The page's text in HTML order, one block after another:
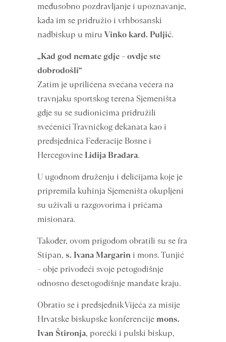
međusobno pozdravljanje i upoznavanje,
kada im se pridružio i vrhbosanski
nadbiskup u miru Vinko kard. Puljić.
„Kad god nemate gdje – ovdje ste
dobrodošli“
Zatim je upriličena svečana večera na
travnjaku sportskog terena Sjemeništa
gdje su se sudionicima pridružili
svećenici Travničkog dekanata kao i
predsjednica Federacije Bosne i
Hercegovine Lidija Bradara.
U ugodnom druženju i delicijama koje je
pripremila kuhinja Sjemeništa okupljeni
su uživali u razgovorima i pričama
misionara.
Također, ovom prigodom obratili su se fra
Stipan, s. Ivana Margarin i mons. Tunjić
– obje privodeći svoje petogodišnje
odnosno desetogodišnje mandate kraju.
Obratio se i predsjednik Vijeća za misije
Hrvatske biskupske konferencije mons.
Ivan Štironja, porečki i pulski biskup,